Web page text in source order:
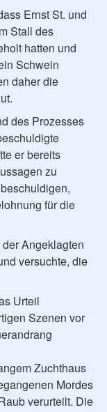
Ernst St. und
Stall des
hatten und
Schwein
daher die
des Prozesses
er bereits
zu
für die
Angeklagten
versuchte, die
Urteil
Szenen vor
Zuchthaus
Mordes
verurteilt. Die